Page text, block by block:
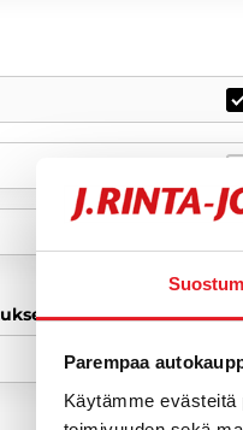
Parempaa
Käytämme